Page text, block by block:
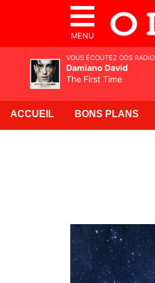
MENU
ACCUEIL BONS PLANS
VOUS ÉCOUTEZ ODS RADIO
Damiano David
The First Time